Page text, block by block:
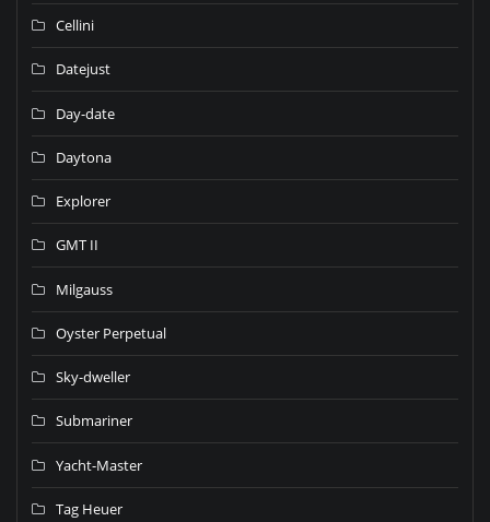
Cellini
Datejust
Day-date
Daytona
Explorer
GMT II
Milgauss
Oyster Perpetual
Sky-dweller
Submariner
Yacht-Master
Tag Heuer